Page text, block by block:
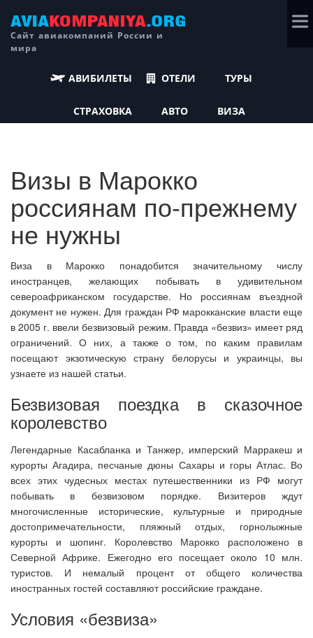
Сайт авиакомпаний России и
мира
АВИБИЛЕТЫ ОТЕЛИ ТУРЫ
СТРАХОВКА АВТО ВИЗА
Визы в Марокко
россиянам по-прежнему
не нужны
Виза в Марокко понадобится значительному числу
иностранцев, желающих побывать в удивительном
североафриканском государстве. Но россиянам въездной
документ не нужен. Для граждан РФ марокканские власти еще
в 2005 г. ввели безвизовый режим. Правда «безвиз» имеет ряд
ограничений. О них, а также о том, по каким правилам
посещают экзотическую страну белорусы и украинцы, вы
узнаете из нашей статьи.
Безвизовая поездка в сказочное
королевство
Легендарные Касабланка и Танжер, имперский Марракеш и
курорты Агадира, песчаные дюны Сахары и горы Атлас. Во
всех этих чудесных местах путешественники из РФ могут
побывать в безвизовом порядке. Визитеров ждут
многочисленные исторические, культурные и природные
достопримечательности, пляжный отдых, горнолыжные
курорты и шопинг. Королевство Марокко расположено в
Северной Африке. Ежегодно его посещает около 10 млн.
туристов. И немалый процент от общего количества
иностранных гостей составляют российские граждане.
Условия «безвиза»